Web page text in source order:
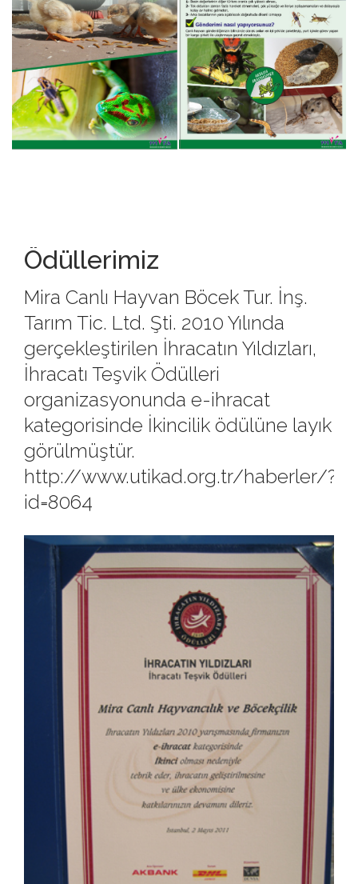
Ödüllerimiz
Mira Canlı Hayvan Böcek Tur. İnş.
Tarım Tic. Ltd. Şti. 2010 Yılında
gerçekleştirilen İhracatın Yıldızları,
İhracatı Teşvik Ödülleri
organizasyonunda e-ihracat
kategorisinde İkincilik ödülüne layık
görülmüştür.
http://www.utikad.org.tr/haberler/?
id=8064